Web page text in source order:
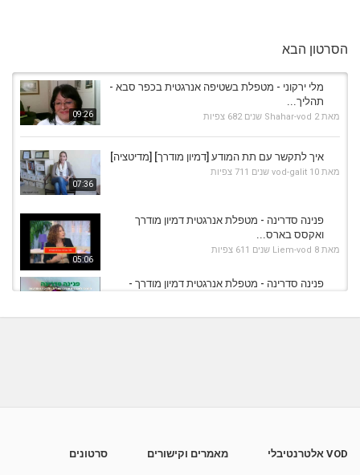
הסרטון הבא
09:26
מלי ירקוני - מטפלת בשטיפה אנרגטית בכפר סבא -
תהליך...
מאת Shahar-vod 2 שנים 682 צפיות
07:36
איך לתקשר עם תת המודע [דמיון מודרך] [מדיטציה]
מאת vod-galit 10 שנים 711 צפיות
05:06
פנינה סדרינה - מטפלת אנרגטית דמיון מודרך
ואקסס בארס...
מאת Liem-vod 8 שנים 611 צפיות
פנינה סדרינה - מטפלת אנרגטית דמיון מודרך -
VOD אלטרנטיבלי מאמרים וקישורים סרטונים